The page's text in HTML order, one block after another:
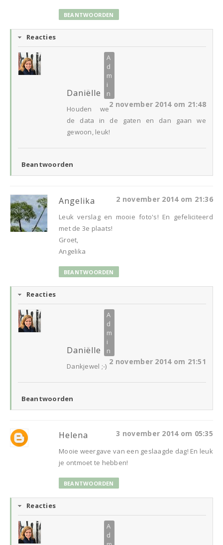
BEANTWOORDEN
Reacties
Daniëlle
2 november 2014 om 21:48
Houden we
de data in de gaten en dan gaan we
gewoon, leuk!
Beantwoorden
Angelika 2 november 2014 om 21:36
Leuk verslag en mooie foto's! En gefeliciteerd
met de 3e plaats!
Groet,
Angelika
BEANTWOORDEN
Reacties
Daniëlle
2 november 2014 om 21:51
Dankjewel ;-)
Beantwoorden
Helena 3 november 2014 om 05:35
Mooie weergave van een geslaagde dag! En leuk
je ontmoet te hebben!
BEANTWOORDEN
Reacties